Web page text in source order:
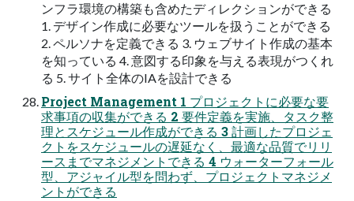
ンフラ環境の構築も含めたディレクションができる
1. デザイン作成に必要なツールを扱うことができる
2. ペルソナを定義できる 3. ウェブサイト作成の基本
を知っている 4. 意図する印象を与える表現がつくれ
る 5. サイト全体のIAを設計できる
Project Management 1 プロジェクトに必要な要
求事項の収集ができる 2 要件定義を実施、タスク整
理とスケジュール作成ができる 3 計画したプロジェ
クトをスケジュールの遅延なく、最適な品質でリリ
ースまでマネジメントできる 4 ウォーターフォール
型、アジャイル型を問わず、プロジェクトマネジメ
ントができる